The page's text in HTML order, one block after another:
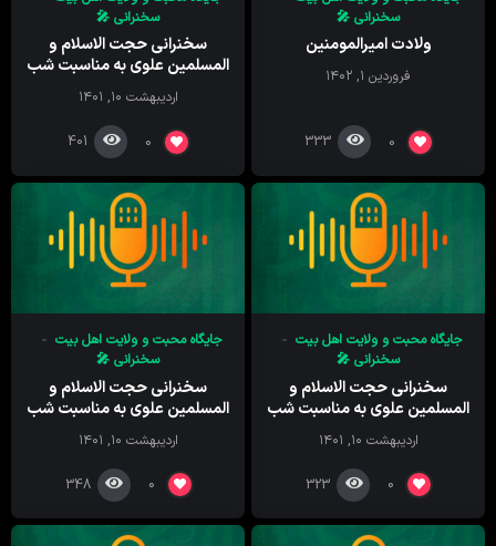
سخنرانی 🎤
ولادت امیرالمومنین
فروردین ۱, ۱۴۰۲
0
333
سخنرانی 🎤
سخنرانی حجت الاسلام و
المسلمین علوی به مناسبت شب
های قدر- با موضوع اهمیت
ولایت و محبت امیرالمومنین
اردیبهشت ۱۰, ۱۴۰۱
0
401
جایگاه محبت و ولایت اهل بیت
سخنرانی 🎤
سخنرانی حجت الاسلام و
المسلمین علوی به مناسبت شب
های قدر- با موضوع اهمیت
ولایت و محبت امیرالمومنین
اردیبهشت ۱۰, ۱۴۰۱
0
323
جایگاه محبت و ولایت اهل بیت
سخنرانی 🎤
سخنرانی حجت الاسلام و
المسلمین علوی به مناسبت شب
های قدر- با موضوع اهمیت
ولایت و محبت امیرالمومنین
اردیبهشت ۱۰, ۱۴۰۱
0
348